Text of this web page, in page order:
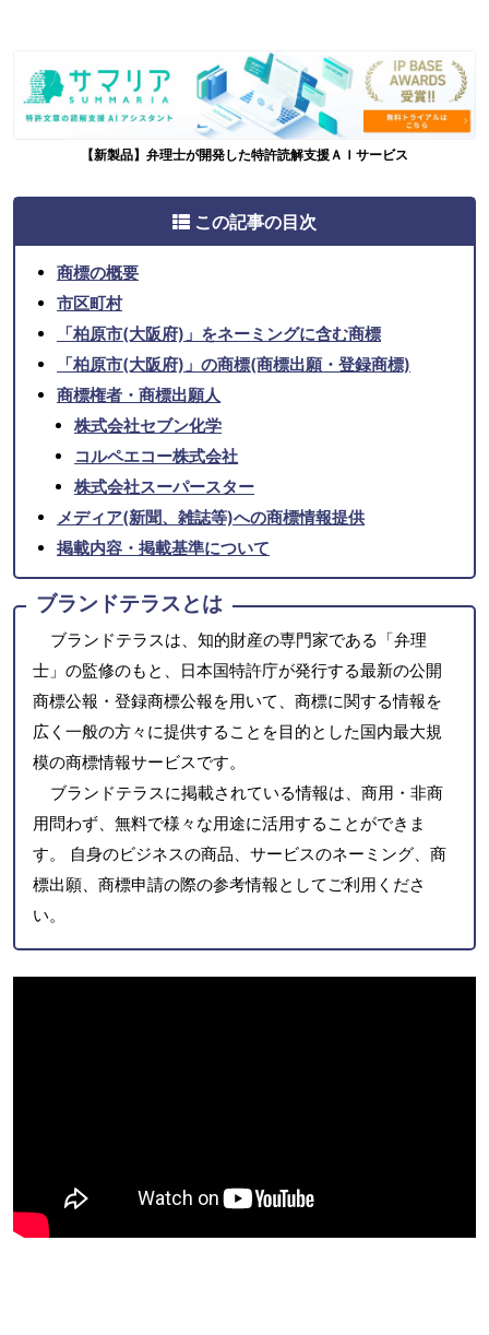
【新製品】弁理士が開発した特許読解支援ＡＩサービス
この記事の目次
商標の概要
市区町村
「柏原市(大阪府)」をネーミングに含む商標
「柏原市(大阪府)」の商標(商標出願・登録商標)
商標権者・商標出願人
株式会社セブン化学
コルペエコー株式会社
株式会社スーパースター
メディア(新聞、雑誌等)への商標情報提供
掲載内容・掲載基準について
ブランドテラスとは
ブランドテラスは、知的財産の専門家である「弁理
士」の監修のもと、日本国特許庁が発行する最新の公開
商標公報・登録商標公報を用いて、商標に関する情報を
広く一般の方々に提供することを目的とした国内最大規
模の商標情報サービスです。
ブランドテラスに掲載されている情報は、商用・非商
用問わず、無料で様々な用途に活用することができま
す。 自身のビジネスの商品、サービスのネーミング、商
標出願、商標申請の際の参考情報としてご利用くださ
い。